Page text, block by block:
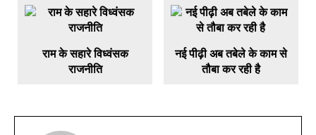
राम के सहारे विध्वंसक
राजनीति
नई पीढ़ी अब तबेले के काम से
तौबा कर रही है